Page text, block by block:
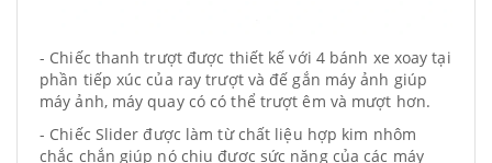
- Chiếc thanh trượt được thiết kế với 4 bánh xe xoay tại
phần tiếp xúc của ray trượt và đế gắn máy ảnh giúp
máy ảnh, máy quay có có thể trượt êm và mượt hơn.
- Chiếc Slider được làm từ chất liệu hợp kim nhôm
chắc chắn giúp nó chịu được sức nặng của các máy